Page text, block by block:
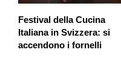
Festival della Cucina
Italiana in Svizzera: si
accendono i fornelli